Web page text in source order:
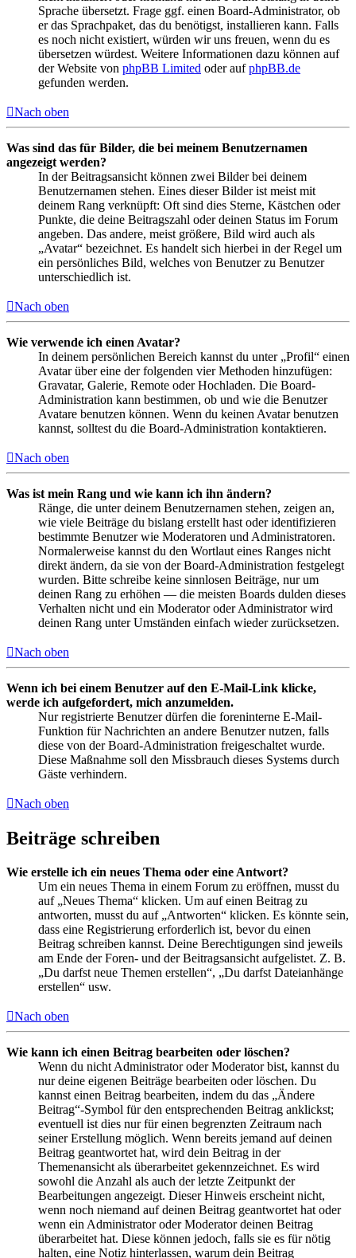
Sprache übersetzt. Frage ggf. einen Board-Administrator, ob
er das Sprachpaket, das du benötigst, installieren kann. Falls
es noch nicht existiert, würden wir uns freuen, wenn du es
übersetzen würdest. Weitere Informationen dazu können auf
der Website von phpBB Limited oder aufphpBB.de
gefunden werden.
Nach oben
Was sind das für Bilder, die bei meinem Benutzernamen
angezeigt werden?
In der Beitragsansicht können zwei Bilder bei deinem
Benutzernamen stehen. Eines dieser Bilder ist meist mit
deinem Rang verknüpft: Oft sind dies Sterne, Kästchen oder
Punkte, die deine Beitragszahl oder deinen Status im Forum
angeben. Das andere, meist größere, Bild wird auch als
„Avatar“ bezeichnet. Es handelt sich hierbei in der Regel um
ein persönliches Bild, welches von Benutzer zu Benutzer
unterschiedlich ist.
Nach oben
Wie verwende ich einen Avatar?
In deinem persönlichen Bereich kannst du unter „Profil“ einen
Avatar über eine der folgenden vier Methoden hinzufügen:
Gravatar, Galerie, Remote oder Hochladen. Die Board-
Administration kann bestimmen, ob und wie die Benutzer
Avatare benutzen können. Wenn du keinen Avatar benutzen
kannst, solltest du die Board-Administration kontaktieren.
Nach oben
Was ist mein Rang und wie kann ich ihn ändern?
Ränge, die unter deinem Benutzernamen stehen, zeigen an,
wie viele Beiträge du bislang erstellt hast oder identifizieren
bestimmte Benutzer wie Moderatoren und Administratoren.
Normalerweise kannst du den Wortlaut eines Ranges nicht
direkt ändern, da sie von der Board-Administration festgelegt
wurden. Bitte schreibe keine sinnlosen Beiträge, nur um
deinen Rang zu erhöhen — die meisten Boards dulden dieses
Verhalten nicht und ein Moderator oder Administrator wird
deinen Rang unter Umständen einfach wieder zurücksetzen.
Nach oben
Wenn ich bei einem Benutzer auf den E-Mail-Link klicke,
werde ich aufgefordert, mich anzumelden.
Nur registrierte Benutzer dürfen die foreninterne E-Mail-
Funktion für Nachrichten an andere Benutzer nutzen, falls
diese von der Board-Administration freigeschaltet wurde.
Diese Maßnahme soll den Missbrauch dieses Systems durch
Gäste verhindern.
Nach oben
Beiträge schreiben
Wie erstelle ich ein neues Thema oder eine Antwort?
Um ein neues Thema in einem Forum zu eröffnen, musst du
auf „Neues Thema“ klicken. Um auf einen Beitrag zu
antworten, musst du auf „Antworten“ klicken. Es könnte sein,
dass eine Registrierung erforderlich ist, bevor du einen
Beitrag schreiben kannst. Deine Berechtigungen sind jeweils
am Ende der Foren- und der Beitragsansicht aufgelistet. Z. B.
„Du darfst neue Themen erstellen“, „Du darfst Dateianhänge
erstellen“ usw.
Nach oben
Wie kann ich einen Beitrag bearbeiten oder löschen?
Wenn du nicht Administrator oder Moderator bist, kannst du
nur deine eigenen Beiträge bearbeiten oder löschen. Du
kannst einen Beitrag bearbeiten, indem du das „Ändere
Beitrag“-Symbol für den entsprechenden Beitrag anklickst;
eventuell ist dies nur für einen begrenzten Zeitraum nach
seiner Erstellung möglich. Wenn bereits jemand auf deinen
Beitrag geantwortet hat, wird dein Beitrag in der
Themenansicht als überarbeitet gekennzeichnet. Es wird
sowohl die Anzahl als auch der letzte Zeitpunkt der
Bearbeitungen angezeigt. Dieser Hinweis erscheint nicht,
wenn noch niemand auf deinen Beitrag geantwortet hat oder
wenn ein Administrator oder Moderator deinen Beitrag
überarbeitet hat. Diese können jedoch, falls sie es für nötig
halten, eine Notiz hinterlassen, warum dein Beitrag